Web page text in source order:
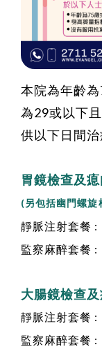
本院為年齡為
為29或以下
供以下日間治
胃鏡檢查及
(另包括幽門螺旋
靜脈注射套餐
監察麻醉套餐
大腸鏡檢查
靜脈注射套餐
監察麻醉套餐